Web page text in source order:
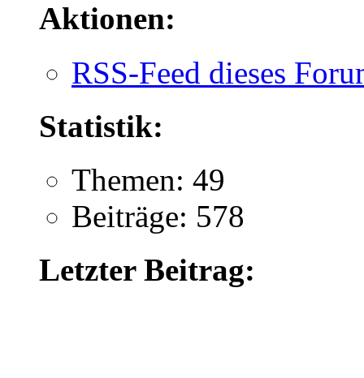
Aktionen:
RSS-Feed dieses
Statistik:
Themen: 49
Beiträge: 578
Letzter Beitrag: